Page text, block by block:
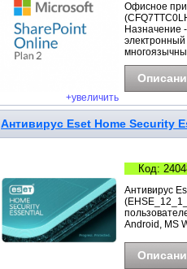
+увеличить
Офисное
Назначение
Антивирус Eset Home Security
Код:
Антивирус
Android, MS